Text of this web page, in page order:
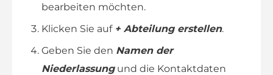
bearbeiten möchten.
Klicken Sie auf + Abteilung erstellen.
Geben Sie den Namen der
Niederlassungund die Kontaktdaten